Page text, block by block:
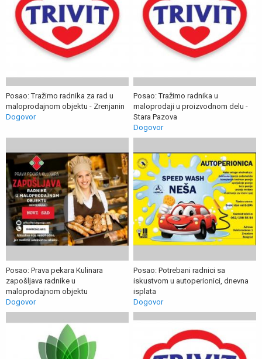
Posao: Tražimo radnika za rad u
maloprodajnom objektu - Zrenjanin
Dogovor
Posao: Tražimo radnika u
maloprodaji u proizvodnom delu -
Stara Pazova
Dogovor
Posao: Prava pekara Kulinara
zapošljava radnike u
maloprodajnom objektu
Dogovor
Posao: Potrebani radnici sa
iskustvom u autoperionici, dnevna
isplata
Dogovor